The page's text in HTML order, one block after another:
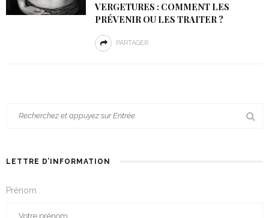
VERGETURES : COMMENT LES
PRÉVENIR OU LES TRAITER ?
PARTAGER
LETTRE D’INFORMATION
Prénom :